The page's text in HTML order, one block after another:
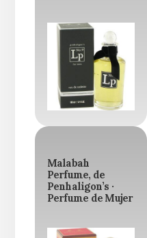
Malabah
Perfume, de
Penhaligon’s ·
Perfume de Mujer